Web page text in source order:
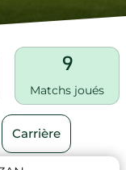
9
Matchs joués
Carrière